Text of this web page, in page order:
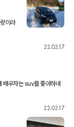
이라
22.02.17
배우자는 suv를 좋아하네
22.02.17